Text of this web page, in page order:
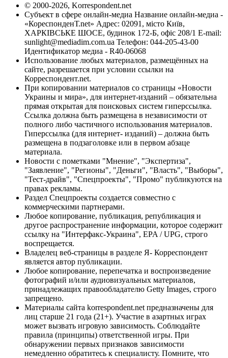
© 2000-2026, Korrespondent.net
Субъект в сфере онлайн-медиа Название онлайн-медиа -
«КореспонденТ.net» Адрес: 02091, місто Київ,
ХАРКІВСЬКЕ ШОСЕ, будинок 172-Б, офіс 208/1 E-mail:
sunlight@mediadim.com.ua Телефон: 044-205-43-00
Идентификатор медиа - R40-06068
Использование любых материалов, размещённых на
сайте, разрешается при условии ссылки на
Корреспондент.net.
При копировании материалов со страницы «Новости
Украины и мира», для интернет-изданий – обязательна
прямая открытая для поисковых систем гиперссылка.
Ссылка должна быть размещена в независимости от
полного либо частичного использования материалов.
Гиперссылка (для интернет- изданий) – должна быть
размещена в подзаголовке или в первом абзаце
материала.
Новости с пометками "Мнение", "Экспертиза",
"Заявление", "Регионы", "Деньги", "Власть", "Выборы",
"Тест-драйв", "Спецпроекты", "Промо" публикуются на
правах рекламы.
Раздел Спецпроекты создается совместно с
коммерческими партнерами.
Любое копирование, публикация, републикация и
другое распространение информации, которое содержит
ссылку на "Интерфакс-Украина", EPA / UPG, строго
воспрещается.
Владелец веб-страницы в разделе Я- Корреспондент
является автор публикации.
Любое копирование, перепечатка и воспроизведение
фотографий и/или аудиовизуальных материалов,
принадлежащих правообладателю Getty Images, строго
запрещено.
Материалы сайта korrespondent.net предназначены для
лиц старше 21 года (21+). Участие в азартных играх
может вызвать игровую зависимость. Соблюдайте
правила (принципы) ответственной игры. При
обнаружении первых признаков зависимости
немедленно обратитесь к специалисту. Помните, что